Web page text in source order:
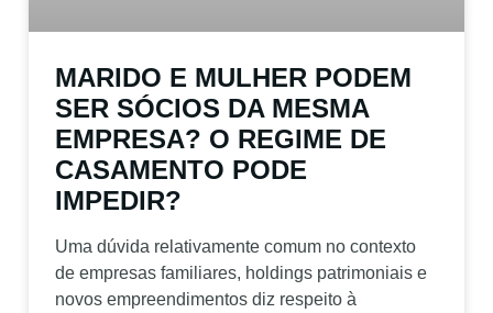
MARIDO E MULHER PODEM
SER SÓCIOS DA MESMA
EMPRESA? O REGIME DE
CASAMENTO PODE
IMPEDIR?
Uma dúvida relativamente comum no contexto
de empresas familiares, holdings patrimoniais e
novos empreendimentos diz respeito à